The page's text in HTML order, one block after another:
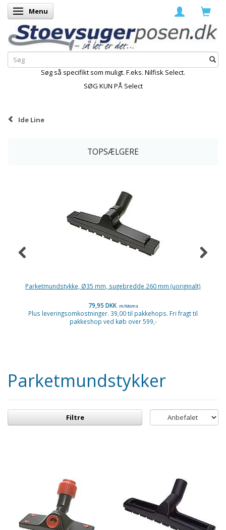
Skifte navigation
Menu
Søg så specifikt som muligt. F.eks. Nilfisk Select.
SØG KUN PÅ Select
Ide Line
TOPSÆLGERE
Parketmundstykke, Ø35 mm, sugebredde 260 mm (uoriginalt)
79,95 DKK m/Moms
Plus leveringsomkostninger. 39,00 til pakkehops. Fri fragt til
pakkeshop ved køb over 599,-
Parketmundstykker
Filtre